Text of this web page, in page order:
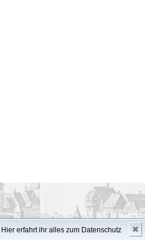
Hier erfahrt ihr alles zum Datenschutz ✖